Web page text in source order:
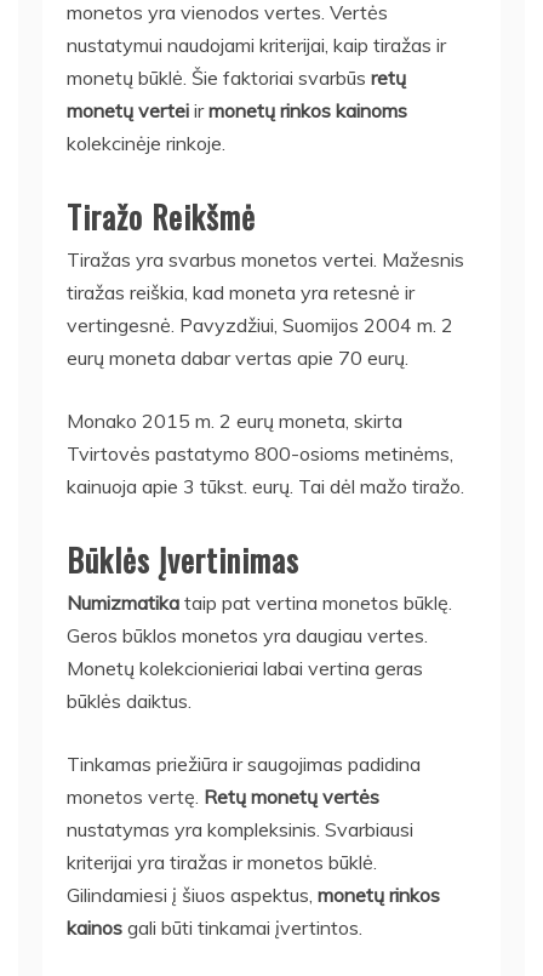
monetos yra vienodos vertes. Vertės
nustatymui naudojami kriterijai, kaip tiražas ir
monetų būklė. Šie faktoriai svarbūs retų
monetų vertei irmonetų rinkos kainoms
kolekcinėje rinkoje.
Tiražo Reikšmė
Tiražas yra svarbus monetos vertei. Mažesnis
tiražas reiškia, kad moneta yra retesnė ir
vertingesnė. Pavyzdžiui, Suomijos 2004 m. 2
eurų moneta dabar vertas apie 70 eurų.
Monako 2015 m. 2 eurų moneta, skirta
Tvirtovės pastatymo 800-osioms metinėms,
kainuoja apie 3 tūkst. eurų. Tai dėl mažo tiražo.
Būklės Įvertinimas
Numizmatika taip pat vertina monetos būklę.
Geros būklos monetos yra daugiau vertes.
Monetų kolekcionieriai labai vertina geras
būklės daiktus.
Tinkamas priežiūra ir saugojimas padidina
monetos vertę. Retų monetų vertės
nustatymas yra kompleksinis. Svarbiausi
kriterijai yra tiražas ir monetos būklė.
Gilindamiesi į šiuos aspektus, monetų rinkos
kainos gali būti tinkamai įvertintos.